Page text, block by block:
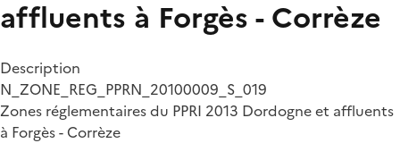
affluents à Forgès - Corrèze
Description
N_ZONE_REG_PPRN_20100009_S_019
Zones réglementaires du PPRI 2013 Dordogne et affluents
à Forgès - Corrèze